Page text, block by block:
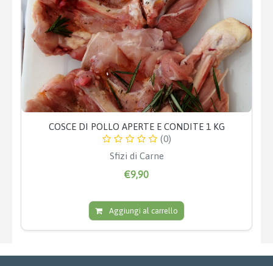
COSCE DI POLLO APERTE E CONDITE 1 KG
(0)
Sfizi di Carne
€9,90
Aggiungi al carrello